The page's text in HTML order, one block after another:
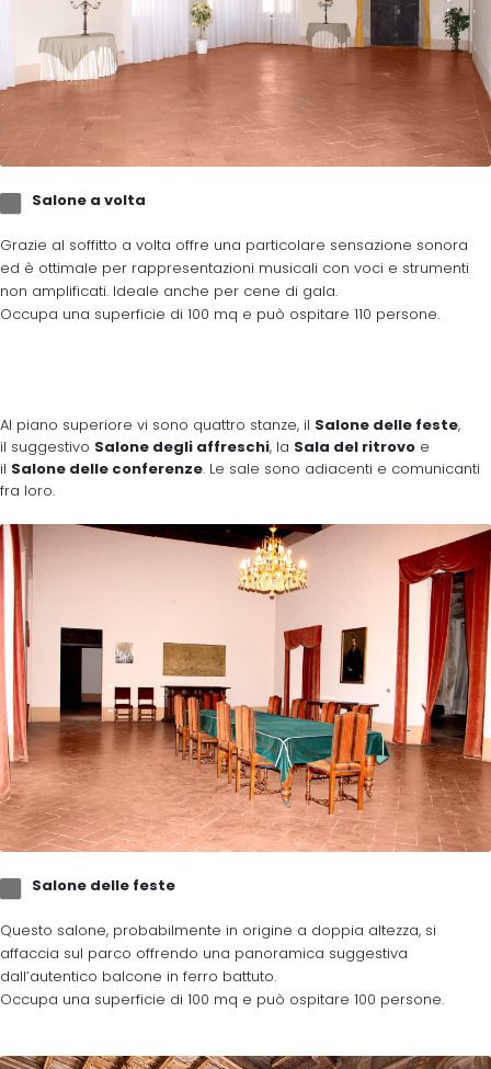
Salone a volta
Grazie al soffitto a volta offre una particolare sensazione sonora
ed è ottimale per rappresentazioni musicali con voci e strumenti
non amplificati. Ideale anche per cene di gala.
Occupa una superficie di 100 mq e può ospitare 110 persone.
Al piano superiore vi sono quattro stanze, il Salone delle feste,
il suggestivo Salone degli affreschi, la Sala del ritrovo e
il Salone delle conferenze. Le sale sono adiacenti e comunicanti
fra loro.
Salone delle feste
Questo salone, probabilmente in origine a doppia altezza, si
affaccia sul parco offrendo una panoramica suggestiva
dall’autentico balcone in ferro battuto.
Occupa una superficie di 100 mq e può ospitare 100 persone.